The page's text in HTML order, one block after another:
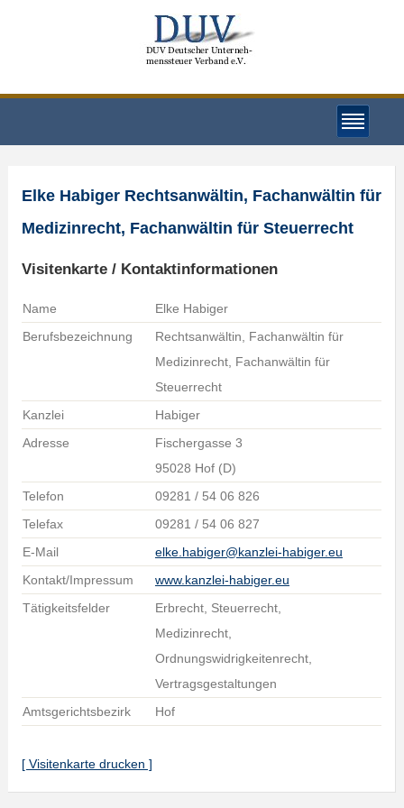
Elke Habiger Rechtsanwältin, Fachanwältin für
Medizinrecht, Fachanwältin für Steuerrecht
Visitenkarte / Kontaktinformationen
Name
Elke Habiger
Berufsbezeichnung
Rechtsanwältin, Fachanwältin für
Medizinrecht, Fachanwältin für
Steuerrecht
Kanzlei
Habiger
Adresse
Fischergasse 3
95028 Hof (D)
Telefon
09281 / 54 06 826
Telefax
09281 / 54 06 827
E-Mail
elke.habiger@kanzlei-habiger.eu
Kontakt/Impressum
www.kanzlei-habiger.eu
Tätigkeitsfelder
Erbrecht, Steuerrecht,
Medizinrecht,
Ordnungswidrigkeitenrecht,
Vertragsgestaltungen
Amtsgerichtsbezirk
Hof
[ Visitenkarte drucken ]